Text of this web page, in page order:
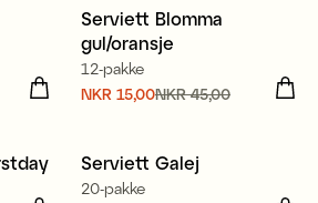
Sale
Serviett Blomma
gul/oransje
12-pakke
Nåværende pris:
NKR 15,00NKR 45,00
3 for 99 kr
Serviett Galej
20-pakke